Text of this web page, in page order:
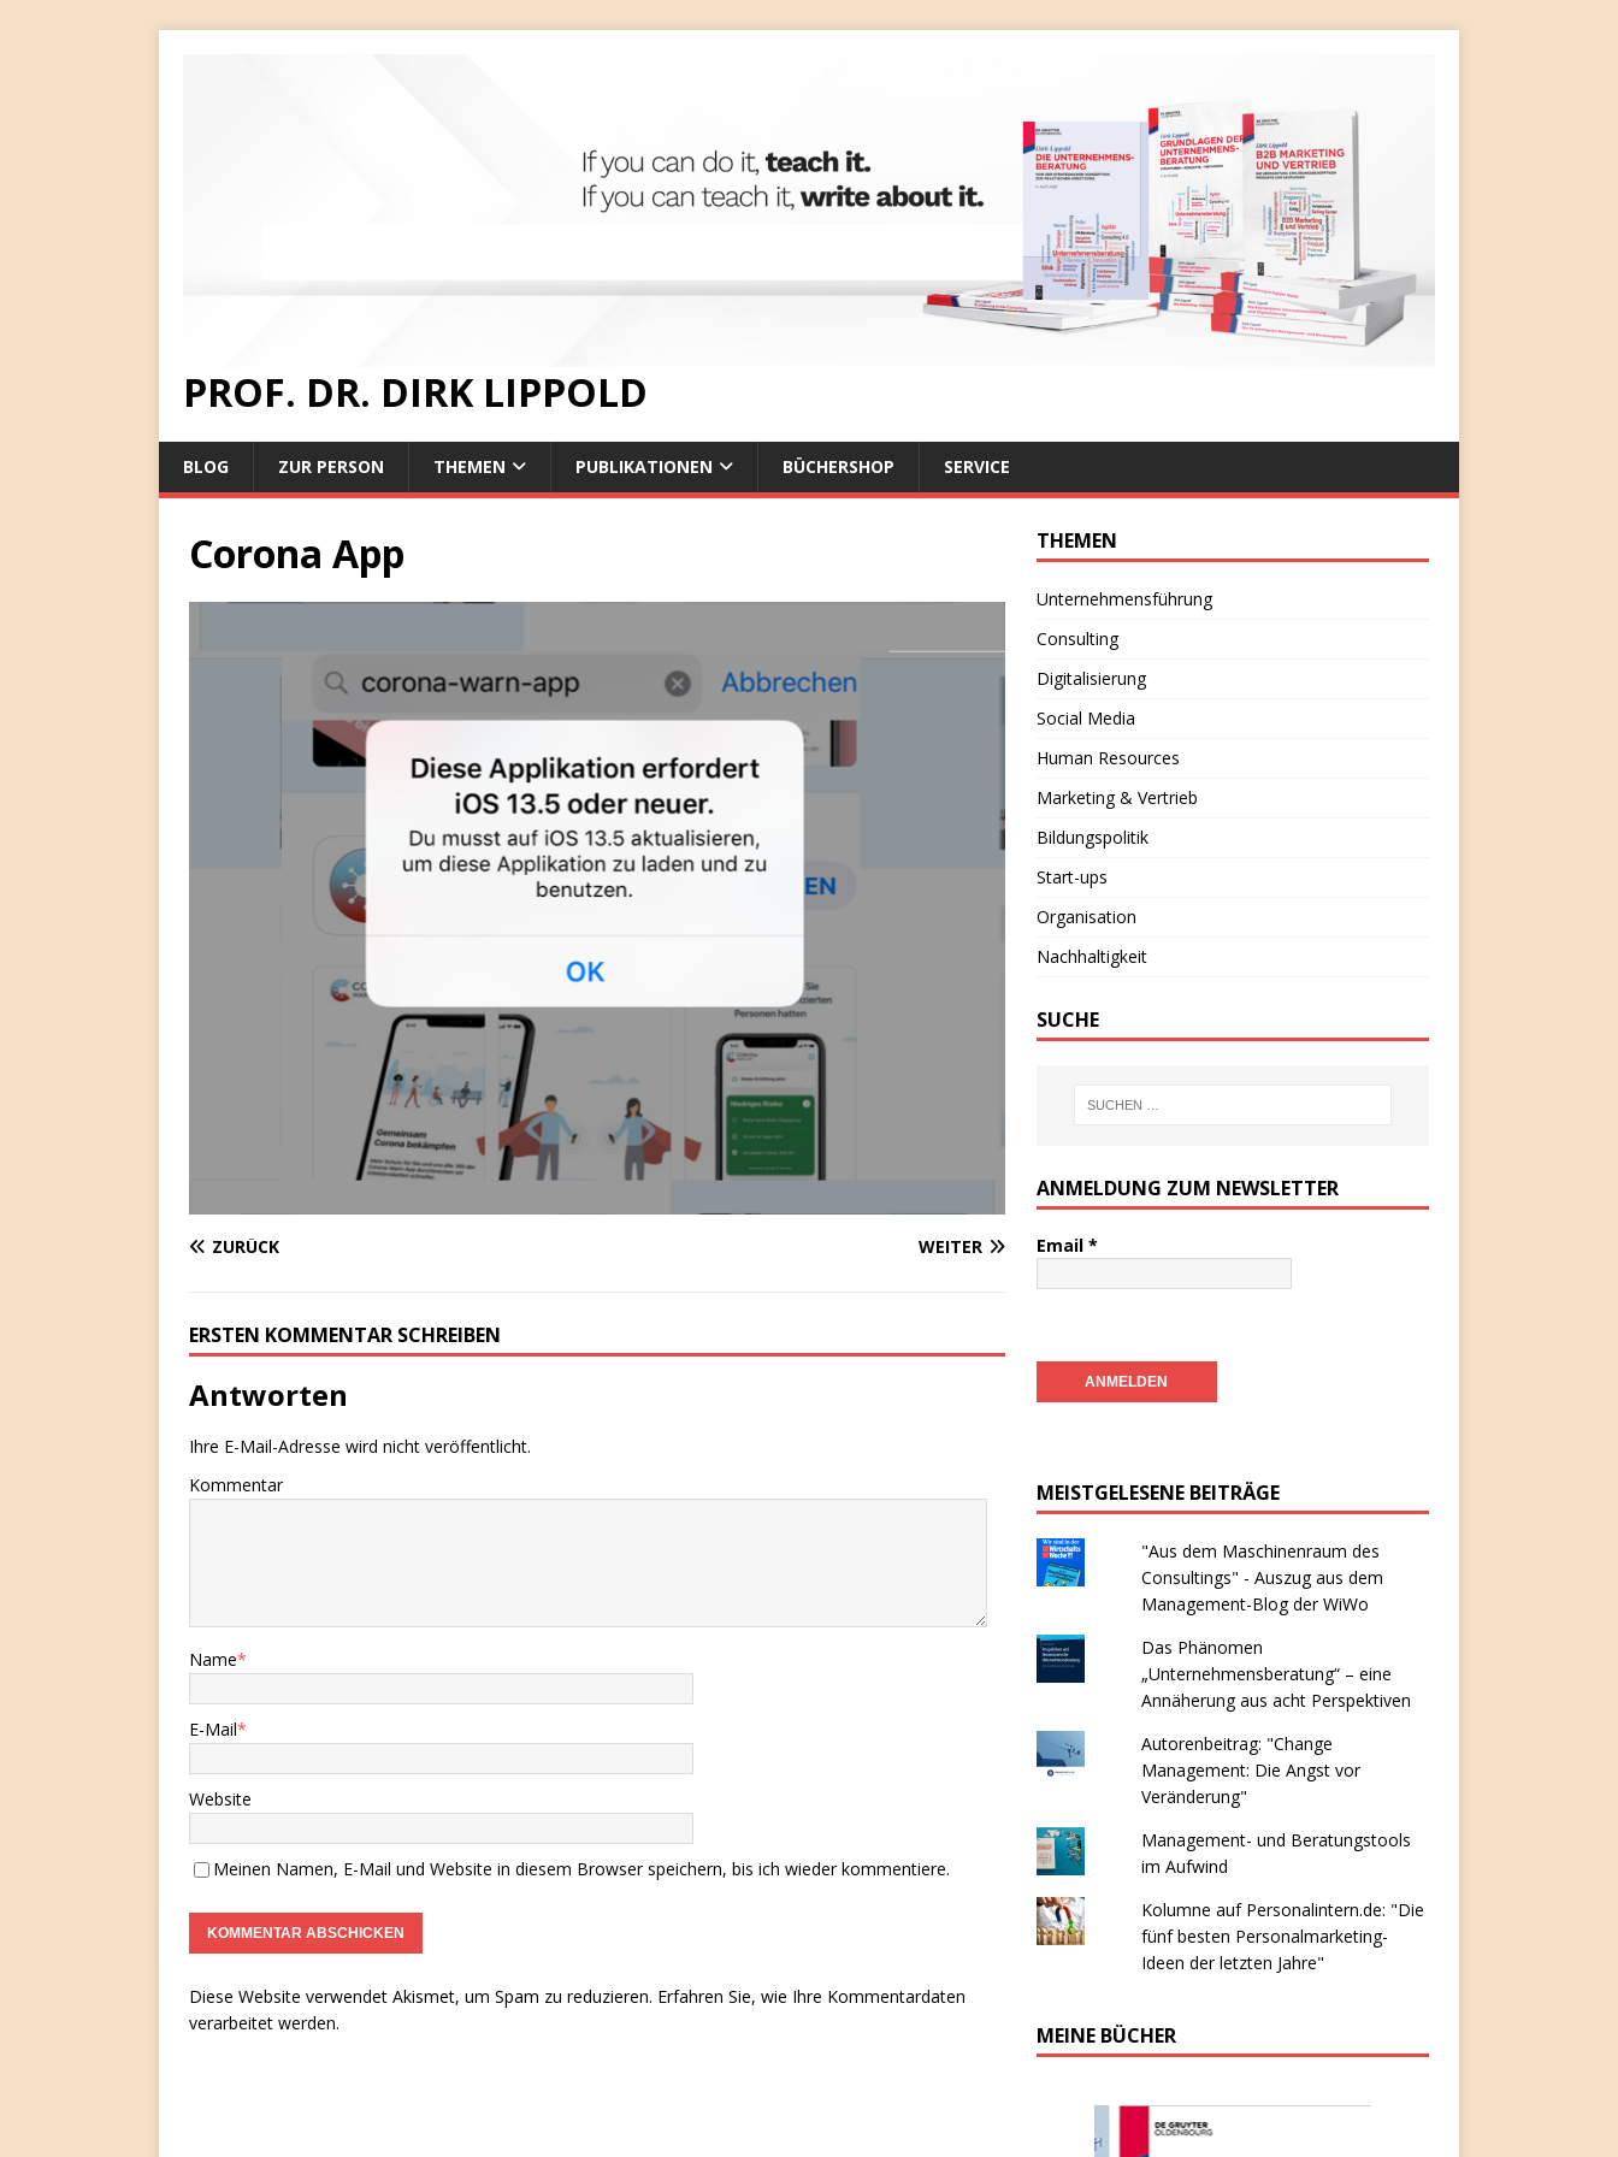
PROF. DR. DIRK LIPPOLD
BLOG ZUR PERSON THEMEN PUBLIKATIONEN BÜCHERSHOP SERVICE
Corona App
ZURÜCK WEITER
ERSTEN KOMMENTAR SCHREIBEN
Antworten
Ihre E-Mail-Adresse wird nicht veröffentlicht.
Kommentar
Name*
E-Mail*
Website
Meinen Namen, E-Mail und Website in diesem Browser speichern, bis ich wieder kommentiere.
Diese Website verwendet Akismet, um Spam zu reduzieren. Erfahren Sie, wie Ihre Kommentardaten
verarbeitet werden.
THEMEN
Unternehmensführung
Consulting
Digitalisierung
Social Media
Human Resources
Marketing & Vertrieb
Bildungspolitik
Start-ups
Organisation
Nachhaltigkeit
SUCHE
ANMELDUNG ZUM NEWSLETTER
Email *
MEISTGELESENE BEITRÄGE
"Aus dem Maschinenraum des
Consultings" - Auszug aus dem
Management-Blog der WiWo
Das Phänomen
„Unternehmensberatung“ – eine
Annäherung aus acht Perspektiven
Autorenbeitrag: "Change
Management: Die Angst vor
Veränderung"
Management- und Beratungstools
im Aufwind
Kolumne auf Personalintern.de: "Die
fünf besten Personalmarketing-
Ideen der letzten Jahre"
MEINE BÜCHER